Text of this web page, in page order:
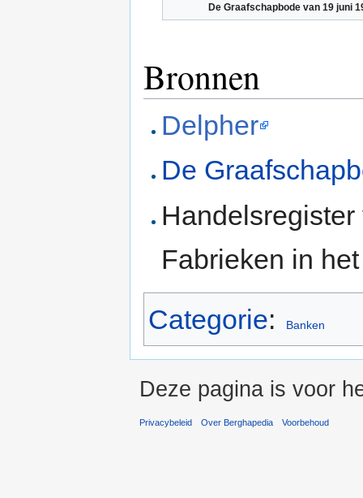
De Graafschapbode van 19 juni
Bronnen
Delpher
De
Fabrieken in
Categorie: Banken
Deze pagina is voor
Privacybeleid Over Berghapedia Voorbehoud